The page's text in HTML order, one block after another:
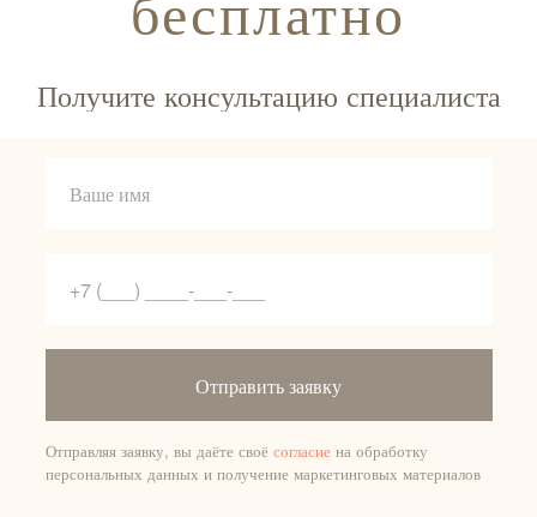
бесплатно
Получите консультацию специалиста
Отправить заявку
Отправляя заявку, вы даёте своё согласиена обработку
персональных данных и получение маркетинговых материалов